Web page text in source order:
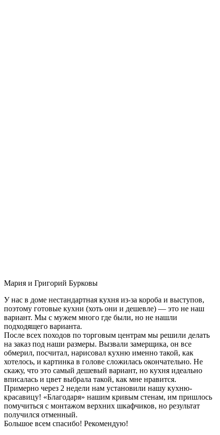
Мария и Григорий Бурковы
У нас в доме нестандартная кухня из-за короба и выступов,
поэтому готовые кухни (хоть они и дешевле) — это не наш
вариант. Мы с мужем много где были, но не нашли
подходящего варианта.
После всех походов по торговым центрам мы решили делать
на заказ под наши размеры. Вызвали замерщика, он все
обмерил, посчитал, нарисовал кухню именно такой, как
хотелось, и картинка в голове сложилась окончательно. Не
скажу, что это самый дешевый вариант, но кухня идеально
вписалась и цвет выбрала такой, как мне нравится.
Примерно через 2 недели нам установили нашу кухню-
красавицу! «Благодаря» нашим кривым стенам, им пришлось
помучиться с монтажом верхних шкафчиков, но результат
получился отменный.
Большое всем спасибо! Рекомендую!